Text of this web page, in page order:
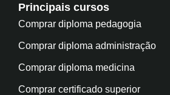
Principais cursos
Comprar diploma pedagogia
Comprar diploma administração
Comprar diploma medicina
Comprar certificado superior